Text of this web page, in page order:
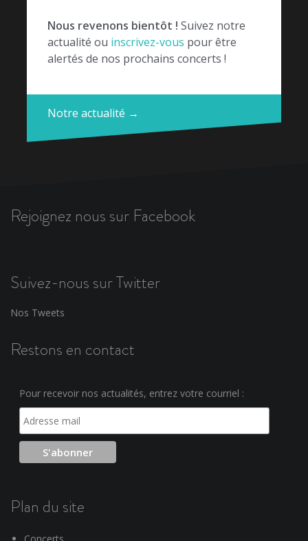
Nous revenons bientôt ! Suivez notre
actualité ou inscrivez-vous pour être
alertés de nos prochains concerts !
Notre actualité →
Rejoignez nous sur Facebook
Suivez-nous sur Twitter
Nos Tweets
Restons en contact
Pour recevoir nos actualités, entrez votre courriel :
Plan du site